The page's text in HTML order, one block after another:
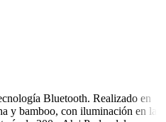
Bluetooth. Realizado en
y bamboo, con iluminación en la